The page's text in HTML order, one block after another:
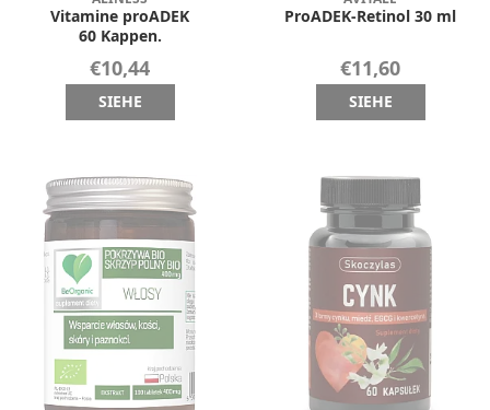
Vitamine proADEK
60 Kappen.
€10,44
SIEHE
ProADEK-Retinol 30 ml
€11,60
SIEHE